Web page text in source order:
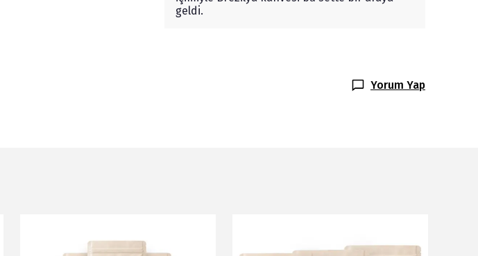
geldi.
Yorum Yap